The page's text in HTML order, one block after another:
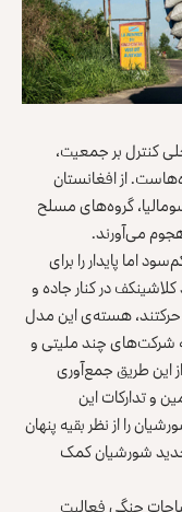
کنترل بر جمعیت،
از افغانستان
گروه‌های مسلح
می‌آورند.
اما پایدار را برای
در کنار جاده و
حرکتند، هسته‌ی این مدل
شرکت‌های چند ملیتی و
این طریق جمع‌آوری
و تدارکات این
را از نظر بقیه پنهان
شورشیان کمک